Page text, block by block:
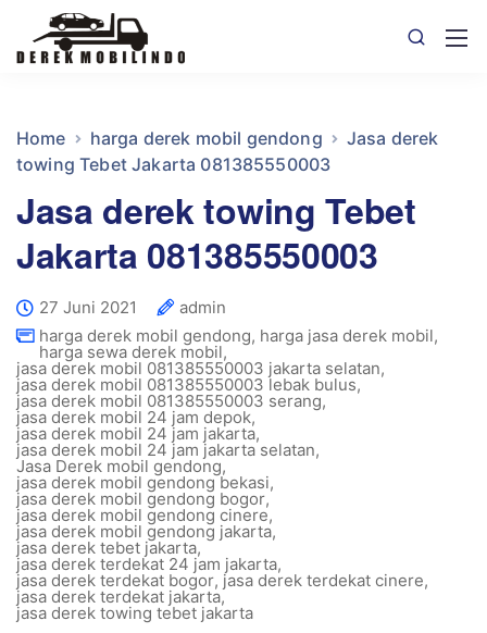
Home harga derek mobil gendong
Jasa derek
towing Tebet Jakarta 081385550003
Jasa derek towing Tebet
Jakarta 081385550003
27 Juni 2021
admin
harga derek mobil gendong, harga jasa derek mobil,
harga sewa derek mobil,
jasa derek mobil 081385550003 jakarta selatan,
jasa derek mobil 081385550003 lebak bulus,
jasa derek mobil 081385550003 serang,
jasa derek mobil 24 jam depok,
jasa derek mobil 24 jam jakarta,
jasa derek mobil 24 jam jakarta selatan,
Jasa Derek mobil gendong,
jasa derek mobil gendong bekasi,
jasa derek mobil gendong bogor,
jasa derek mobil gendong cinere,
jasa derek mobil gendong jakarta,
jasa derek tebet jakarta,
jasa derek terdekat 24 jam jakarta,
jasa derek terdekat bogor, jasa derek terdekat cinere,
jasa derek terdekat jakarta,
jasa derek towing tebet jakarta